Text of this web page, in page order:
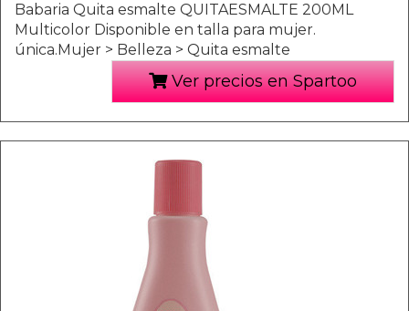
Babaria Quita esmalte QUITAESMALTE 200ML
Multicolor Disponible en talla para mujer.
única.Mujer > Belleza > Quita esmalte
Ver precios en Spartoo